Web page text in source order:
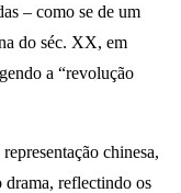
– como se de um
do séc. XX, em
a “revolução
chinesa,
drama, reflectindo os